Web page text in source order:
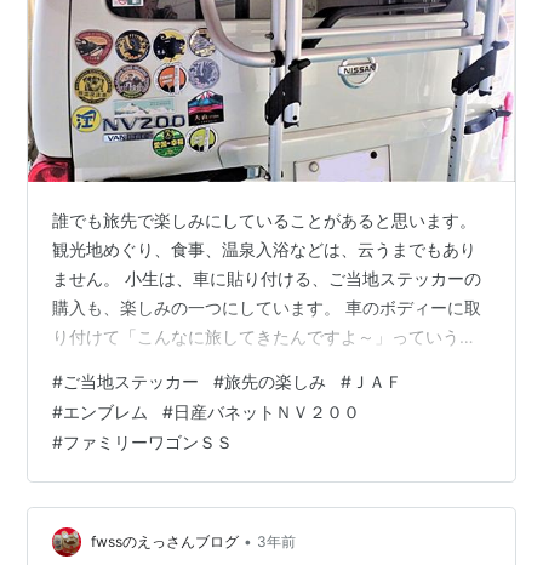
誰でも旅先で楽しみにしていることがあると思います。
観光地めぐり、食事、温泉入浴などは、云うまでもあり
ません。 小生は、車に貼り付ける、ご当地ステッカーの
購入も、楽しみの一つにしています。 車のボディーに取
り付けて「こんなに旅してきたんですよ～」っていう、
当地ステッカーでないモノや、エンブレムもあります
が‥。 しかし、あまり多くのステッカーを貼り付けて見
苦しくなるのは、避けるようにしています。 そこで、ス
テッカーの裏側にマグネットシートを貼り付け、取り替
えや取り外しが、自由にできるよう工夫しています。 車
は「日産バネットNV200」を、ベース…
#ご当地ステッカー #旅先の楽しみ # ＪＡＦ
#エンブレム #日産バネットＮＶ２００
#ファミリーワゴンＳＳ
fwssのえっさんブログ • 3年前